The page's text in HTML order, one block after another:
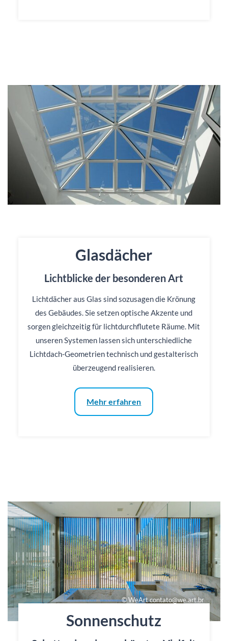
Glasdächer
Lichtblicke der besonderen Art
Lichtdächer aus Glas sind sozusagen die Krönung
des Gebäudes. Sie setzen optische Akzente und
sorgen gleichzeitig für lichtdurchflutete Räume. Mit
unseren Systemen lassen sich unterschiedliche
Lichtdach-Geometrien technisch und gestalterisch
überzeugend realisieren.
Mehr erfahren
© WeArt contato@we.art.br
Sonnenschutz